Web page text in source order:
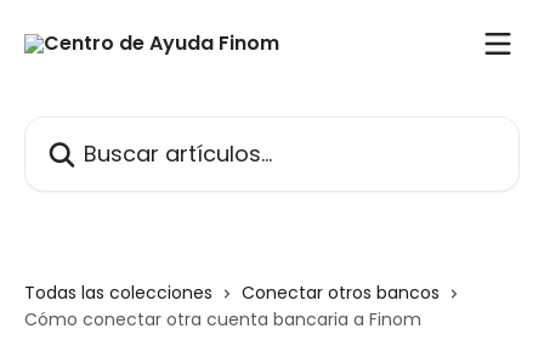
Todas las colecciones
Conectar otros bancos
Cómo conectar otra cuenta bancaria a Finom